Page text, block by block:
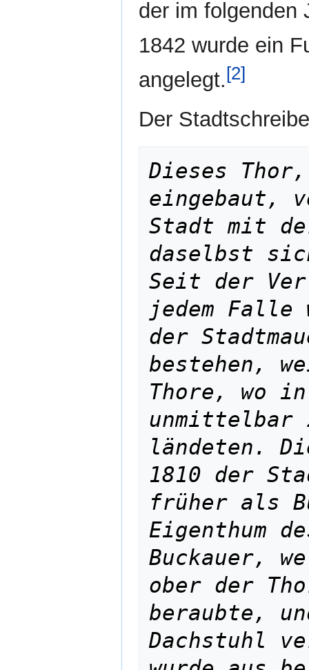
der im folgenden
1842 wurde ein
angelegt.[2]
Der
Dieses
eingebaut,
Stadt mit
daselbst
Seit der
jedem Falle
der
bestehen,
Thore, wo
unmittelbar
ländeten.
1810 der
früher als
Eigenthum
Buckauer,
ober der
beraubte,
Dachstuhl